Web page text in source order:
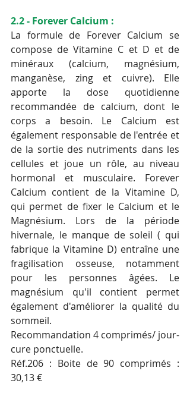
2.2 - Forever Calcium :
La formule de Forever Calcium se
compose de Vitamine C et D et de
minéraux (calcium, magnésium,
manganèse, zing et cuivre). Elle
apporte la dose quotidienne
recommandée de calcium, dont le
corps a besoin. Le Calcium est
également responsable de l'entrée et
de la sortie des nutriments dans les
cellules et joue un rôle, au niveau
hormonal et musculaire. Forever
Calcium contient de la Vitamine D,
qui permet de fixer le Calcium et le
Magnésium. Lors de la période
hivernale, le manque de soleil ( qui
fabrique la Vitamine D) entraîne une
fragilisation osseuse, notamment
pour les personnes âgées. Le
magnésium qu'il contient permet
également d'améliorer la qualité du
sommeil.
Recommandation 4 comprimés/ jour-
cure ponctuelle.
Réf.206 : Boite de 90 comprimés :
30,13 €